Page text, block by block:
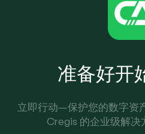
准备好开
立即行动—保护您的数字资
Cregis 的企业级解决